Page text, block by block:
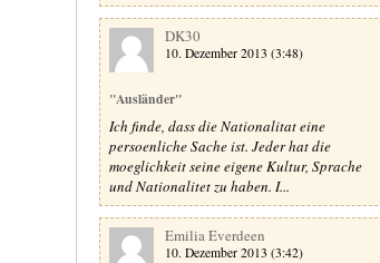
DK30
10. Dezember 2013 (3:48)
"Ausländer"
Ich finde, dass die Nationalitat eine
persoenliche Sache ist. Jeder hat die
moeglichkeit seine eigene Kultur, Sprache
und Nationalitet zu haben. I...
Emilia Everdeen
10. Dezember 2013 (3:42)